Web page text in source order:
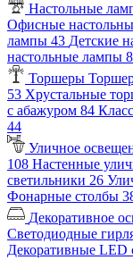
Настольные
Офисные
лампы 43 Детские
настольные лампы 8
Торшеры
53 Хрустальные
с абажуром 84
44
Уличное
108 Настенные
светильники 26
Фонарные столбы
Декоративное
Светодиодные
Декоративные LED